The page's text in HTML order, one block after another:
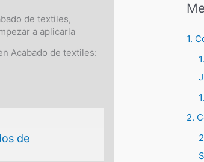
de textiles,
a aplicarla
Acabado de textiles:
de
c
r
:
1.
2.